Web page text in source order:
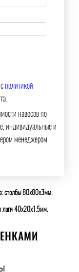
политикой
навесов по
индивидуальные и
менеджером
столбы 80х80х3мм.
лаги 40х20х1.5мм.